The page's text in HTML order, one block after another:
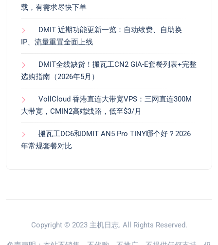
载，有需求尽快下单
DMIT 近期功能更新一览：自动续费、自助换
IP、流量重置全面上线
DMIT全线缺货！搬瓦工CN2 GIA-E套餐列表+完整
选购指南（2026年5月）
VollCloud 香港直连大带宽VPS：三网直连300M
大带宽，CMIN2高端线路，低至$3/月
搬瓦工DC6和DMIT AN5 Pro TINY哪个好？2026
年常规套餐对比
Copyright © 2023 主机日志. All Rights Reserved.